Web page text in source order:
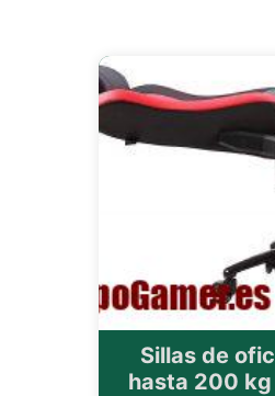
Sillas de
hasta 200